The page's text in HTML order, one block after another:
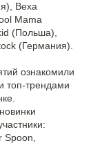
Bexa
Mama
(Польша),
(Германия).
ознакомили
топ-трендами
Spoon,